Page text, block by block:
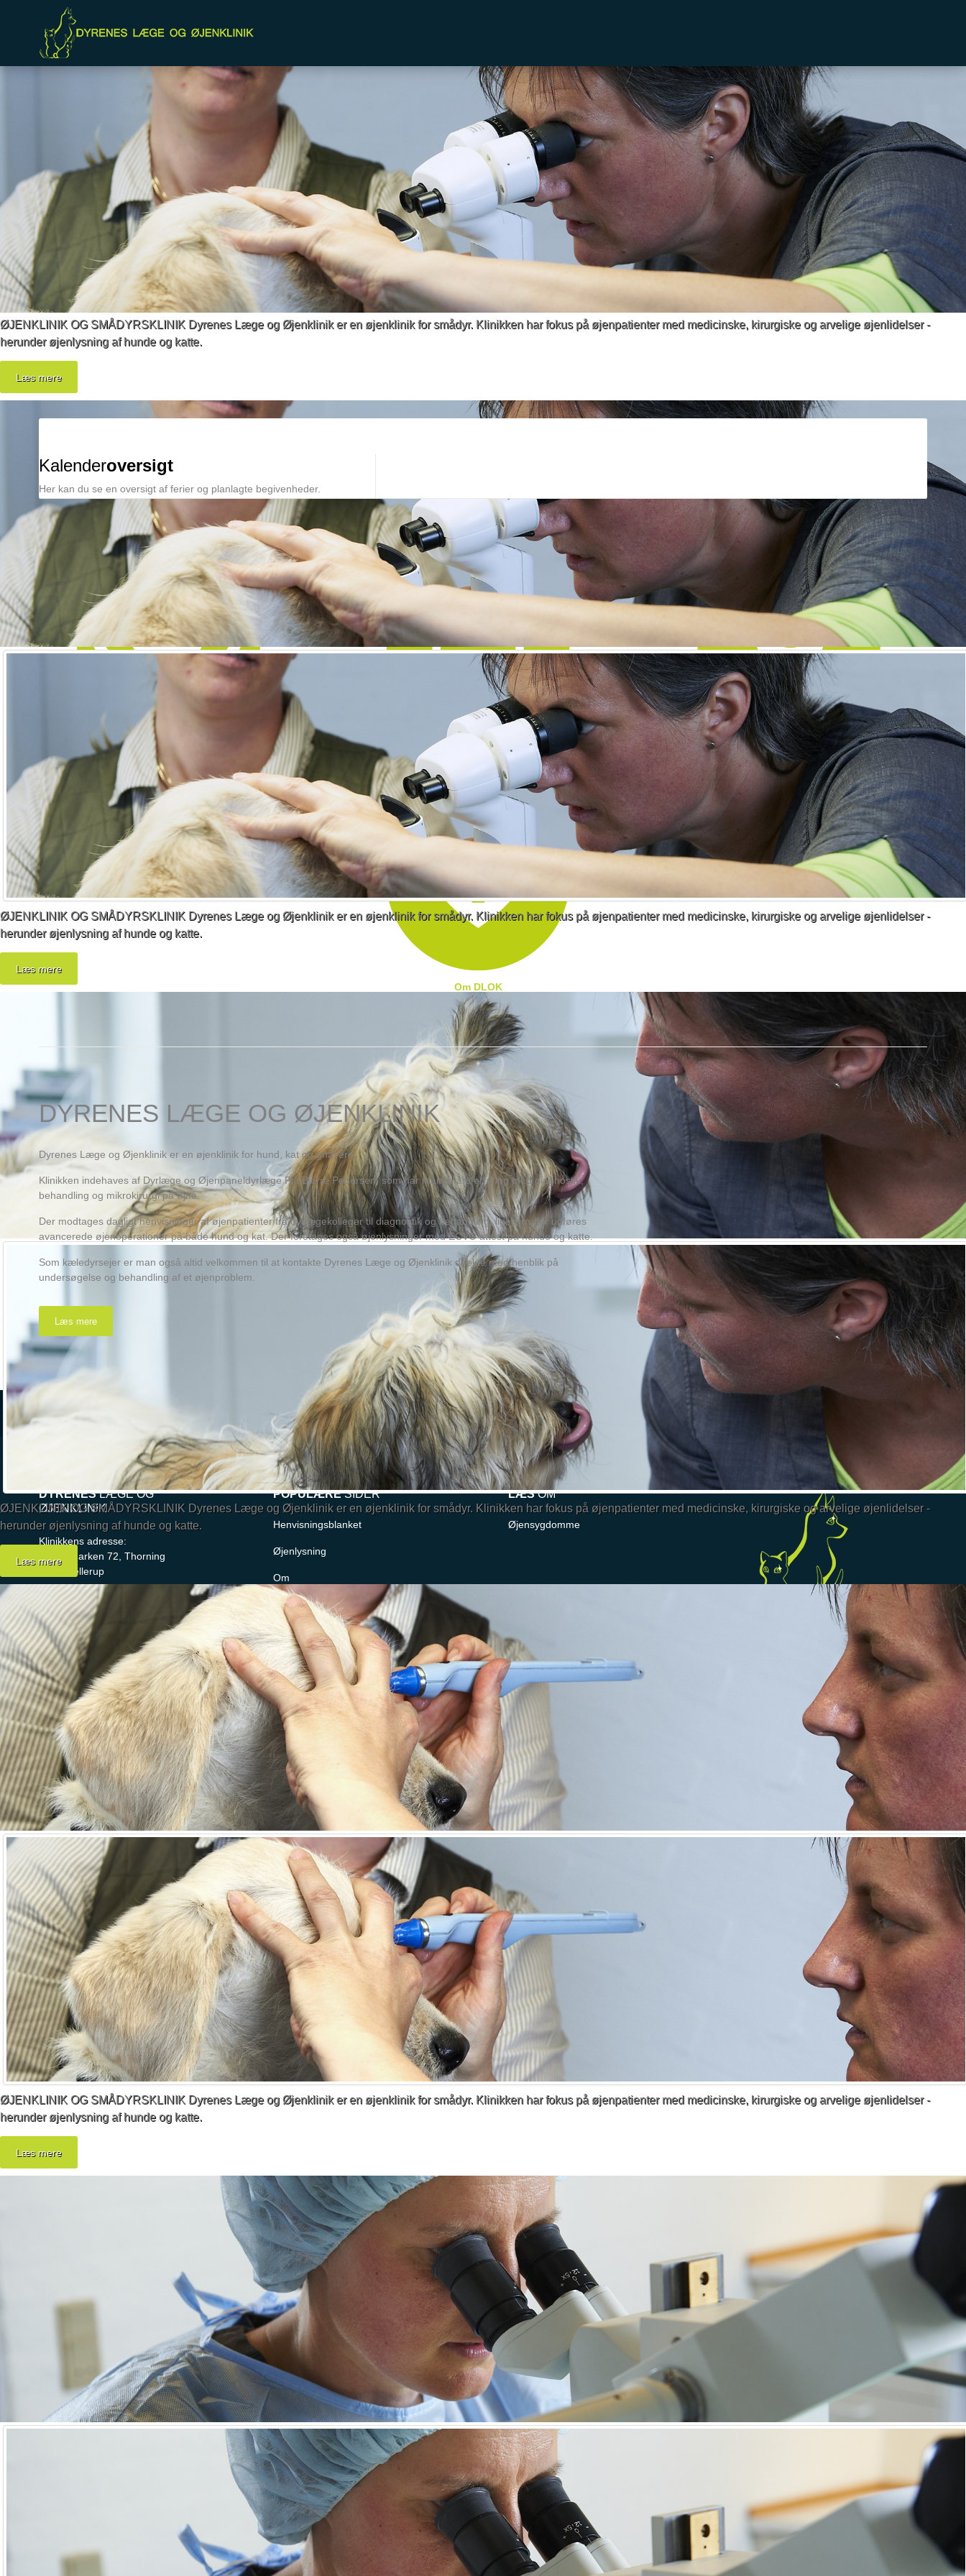
Almen praksis
ØJENKLINIK OG SMÅDYRSKLINIK Dyrenes Læge og Øjenklinik er en øjenklinik for smådyr. Klinikken har fokus på øjenpatienter med medicinske, kirurgiske og arvelige øjenlidelser -
herunder øjenlysning af hunde og katte.
Læs mere
ØJENKLINIK OG SMÅDYRSKLINIK Dyrenes Læge og Øjenklinik er en øjenklinik for smådyr. Klinikken har fokus på øjenpatienter med medicinske, kirurgiske og arvelige øjenlidelser -
herunder øjenlysning af hunde og katte.
Læs mere
ØJENKLINIK OG SMÅDYRSKLINIK Dyrenes Læge og Øjenklinik er en øjenklinik for smådyr. Klinikken har fokus på øjenpatienter med medicinske, kirurgiske og arvelige øjenlidelser -
herunder øjenlysning af hunde og katte.
Læs mere
ØJENKLINIK OG SMÅDYRSKLINIK Dyrenes Læge og Øjenklinik er en øjenklinik for smådyr. Klinikken har fokus på øjenpatienter med medicinske, kirurgiske og arvelige øjenlidelser -
herunder øjenlysning af hunde og katte.
Læs mere
Kalenderoversigt
Her kan du se en oversigt af ferier og planlagte begivenheder.
Øjenklinik Henvisning Find os
Om DLOK
DYRENES LÆGE OG ØJENKLINIK
Dyrenes Læge og Øjenklinik er en øjenklinik for hund, kat og gnavere.
Klinikken indehaves af Dyrlæge og Øjenpaneldyrlæge Pia Bjerre Pedersen, som har mange års erfaring med diagnostik,
behandling og mikrokirurgi på øjne.
Der modtages dagligt henvisninger af øjenpatienter fra dyrlægekolleger til diagnostik og behandling, ligesom der udføres
avancerede øjenoperationer på både hund og kat. Der foretages også øjenlysninger med ECVO attest på hunde og katte.
Som kæledyrsejer er man også altid velkommen til at kontakte Dyrenes Læge og Øjenklinik direkte med henblik på
undersøgelse og behandling af et øjenproblem.
Læs mere
Du er her:
DYRENESLÆGE OG
ØJENKLINIK
Klinikkens adresse:
Munkemarken 72, Thorning
8620 Kjellerup
Åben efter aftale
+45 27 60 60 69
kontakt@dlok.dk
POPULÆRESIDER
Henvisningsblanket
Øjenlysning
Om
Kontakt
LÆSOM
Øjensygdomme
Copyright © 2026. Dyrenes Læge og Øjenklinik.